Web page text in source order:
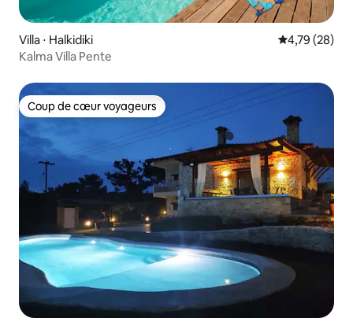
Villa ⋅ Halkidiki Évaluation
4,79 (28)
Kalma Villa Pente
Coup de cœur voyageurs
Coup de cœur voyageurs